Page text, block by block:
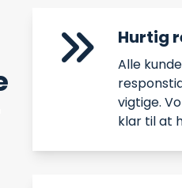
Hurtig
Alle
vigtige.
klar til at